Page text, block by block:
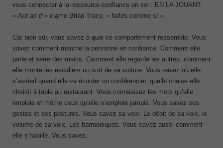
vous connecter à la ressource confiance en soi : EN LA JOUANT.
« Act as if» clame Brian Tracy, « faites comme si ».
Car bien sûr, vous savez à quoi ce comportement ressemble. Vous
savez comment marche la personne en confiance. Comment elle
parle et serre des mains. Comment elle regarde les autres, comment
elle monte les escaliers ou sort de sa voiture. Vous savez où elle
s’assied quand elle va écouter un conférencier, quelle chaise elle
choisit à table au restaurant. Vous connaissez les mots qu’elle
emploie et même ceux qu’elle n’emploie jamais. Vous savez ses
gestes et ses postures. Vous savez sa voix. Le débit de sa voix, le
volume de sa voix. Les harmoniques. Vous savez aussi comment
elle s’habille. Vous savez.